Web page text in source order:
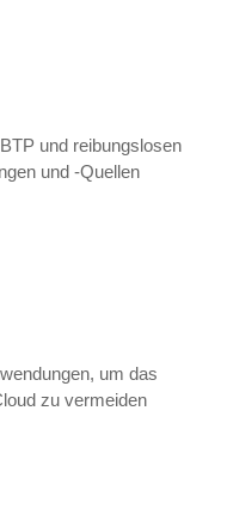
und reibungslosen
und -Quellen
um das
zu vermeiden